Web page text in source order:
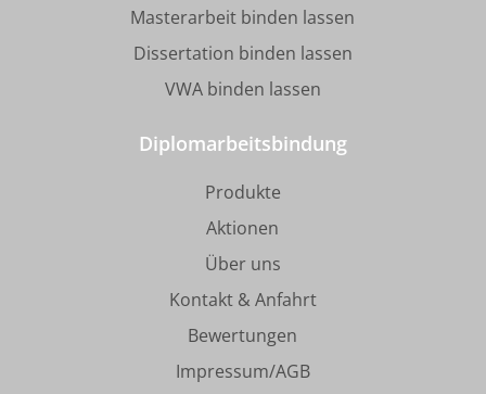
Masterarbeit binden lassen
Dissertation binden lassen
VWA binden lassen
Diplomarbeitsbindung
Produkte
Aktionen
Über uns
Kontakt & Anfahrt
Bewertungen
Impressum/AGB